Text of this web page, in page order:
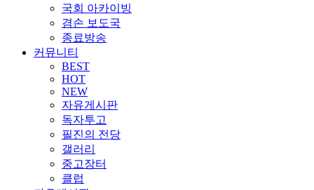
국회 아카이빙
겸손 보도국
종료방송
커뮤니티
BEST
HOT
NEW
자유게시판
독자투고
필진의 전당
갤러리
중고장터
클럽